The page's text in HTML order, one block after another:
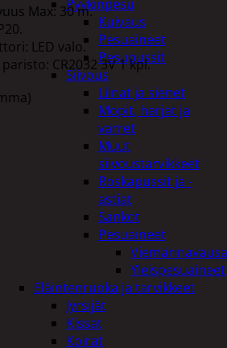
Pyykinpesu
Kuivaus
Pesuaineet
Pesupussit
Siivous
Liinat ja sienet
Mopit, harjat ja
varret
Muut
siivoustarvikkeet
Roskapussit ja -
astiat
Sankot
Pesuaineet
Yleispesuaineet
Eläintenruoka ja tarvikkeet
Jyrsijät
Kissat
Koirat
Max: 30 m.
LED valo.
CR2032 3V 1 kpl.